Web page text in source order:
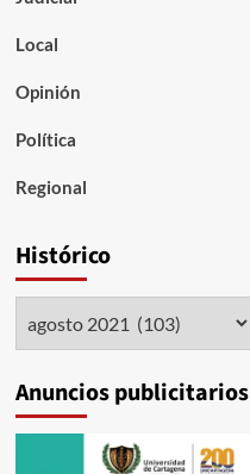
Local
Opinión
Política
Regional
Histórico
Anuncios publicitarios